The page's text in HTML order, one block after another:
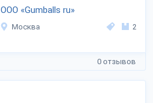
ООО «Gumballs ru»
Москва 2
0 отзывов